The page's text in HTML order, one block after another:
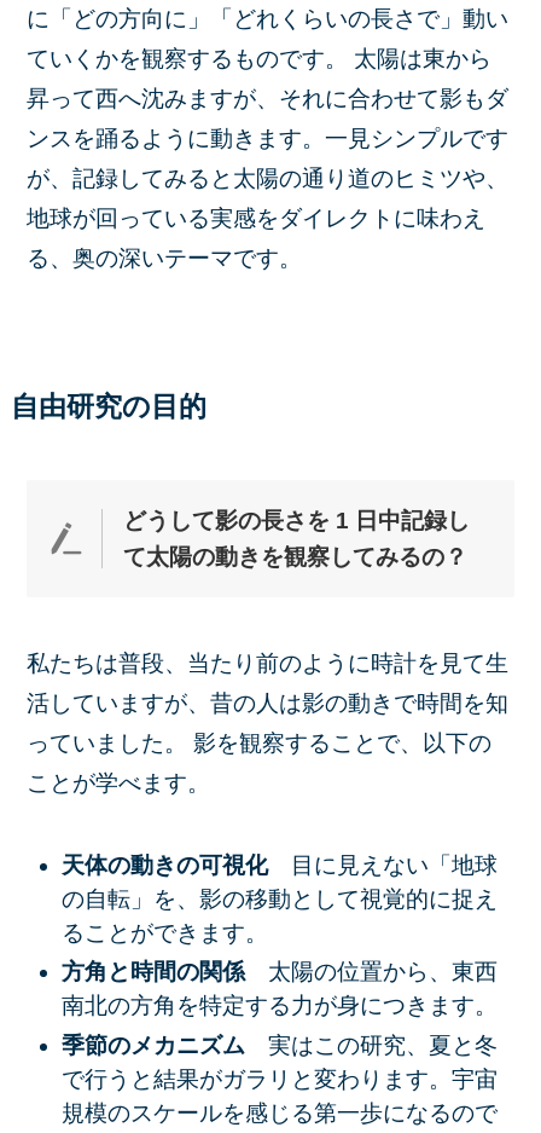
に「どの方向に」「どれくらいの長さで」動い
ていくかを観察するものです。 太陽は東から
昇って西へ沈みますが、それに合わせて影もダ
ンスを踊るように動きます。一見シンプルです
が、記録してみると太陽の通り道のヒミツや、
地球が回っている実感をダイレクトに味わえ
る、奥の深いテーマです。
自由研究の目的
どうして影の長さを 1 日中記録し
て太陽の動きを観察してみるの？
私たちは普段、当たり前のように時計を見て生
活していますが、昔の人は影の動きで時間を知
っていました。 影を観察することで、以下の
ことが学べます。
天体の動きの可視化
目に見えない「地球
の自転」を、影の移動として視覚的に捉え
ることができます。
方角と時間の関係 太陽の位置から、東西
南北の方角を特定する力が身につきます。
季節のメカニズム 実はこの研究、夏と冬
で行うと結果がガラリと変わります。宇宙
規模のスケールを感じる第一歩になるので